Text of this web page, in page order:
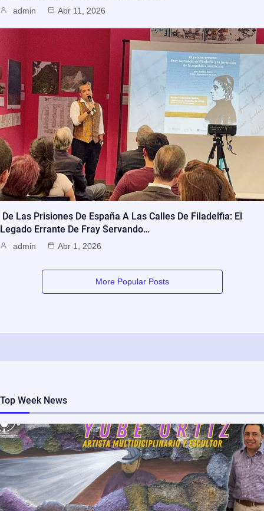
admin Abr 11, 2026
De Las Prisiones De España A Las Calles De Filadelfia: El
Legado Errante De Fray Servando…
admin Abr 1, 2026
More Popular Posts
Top Week News